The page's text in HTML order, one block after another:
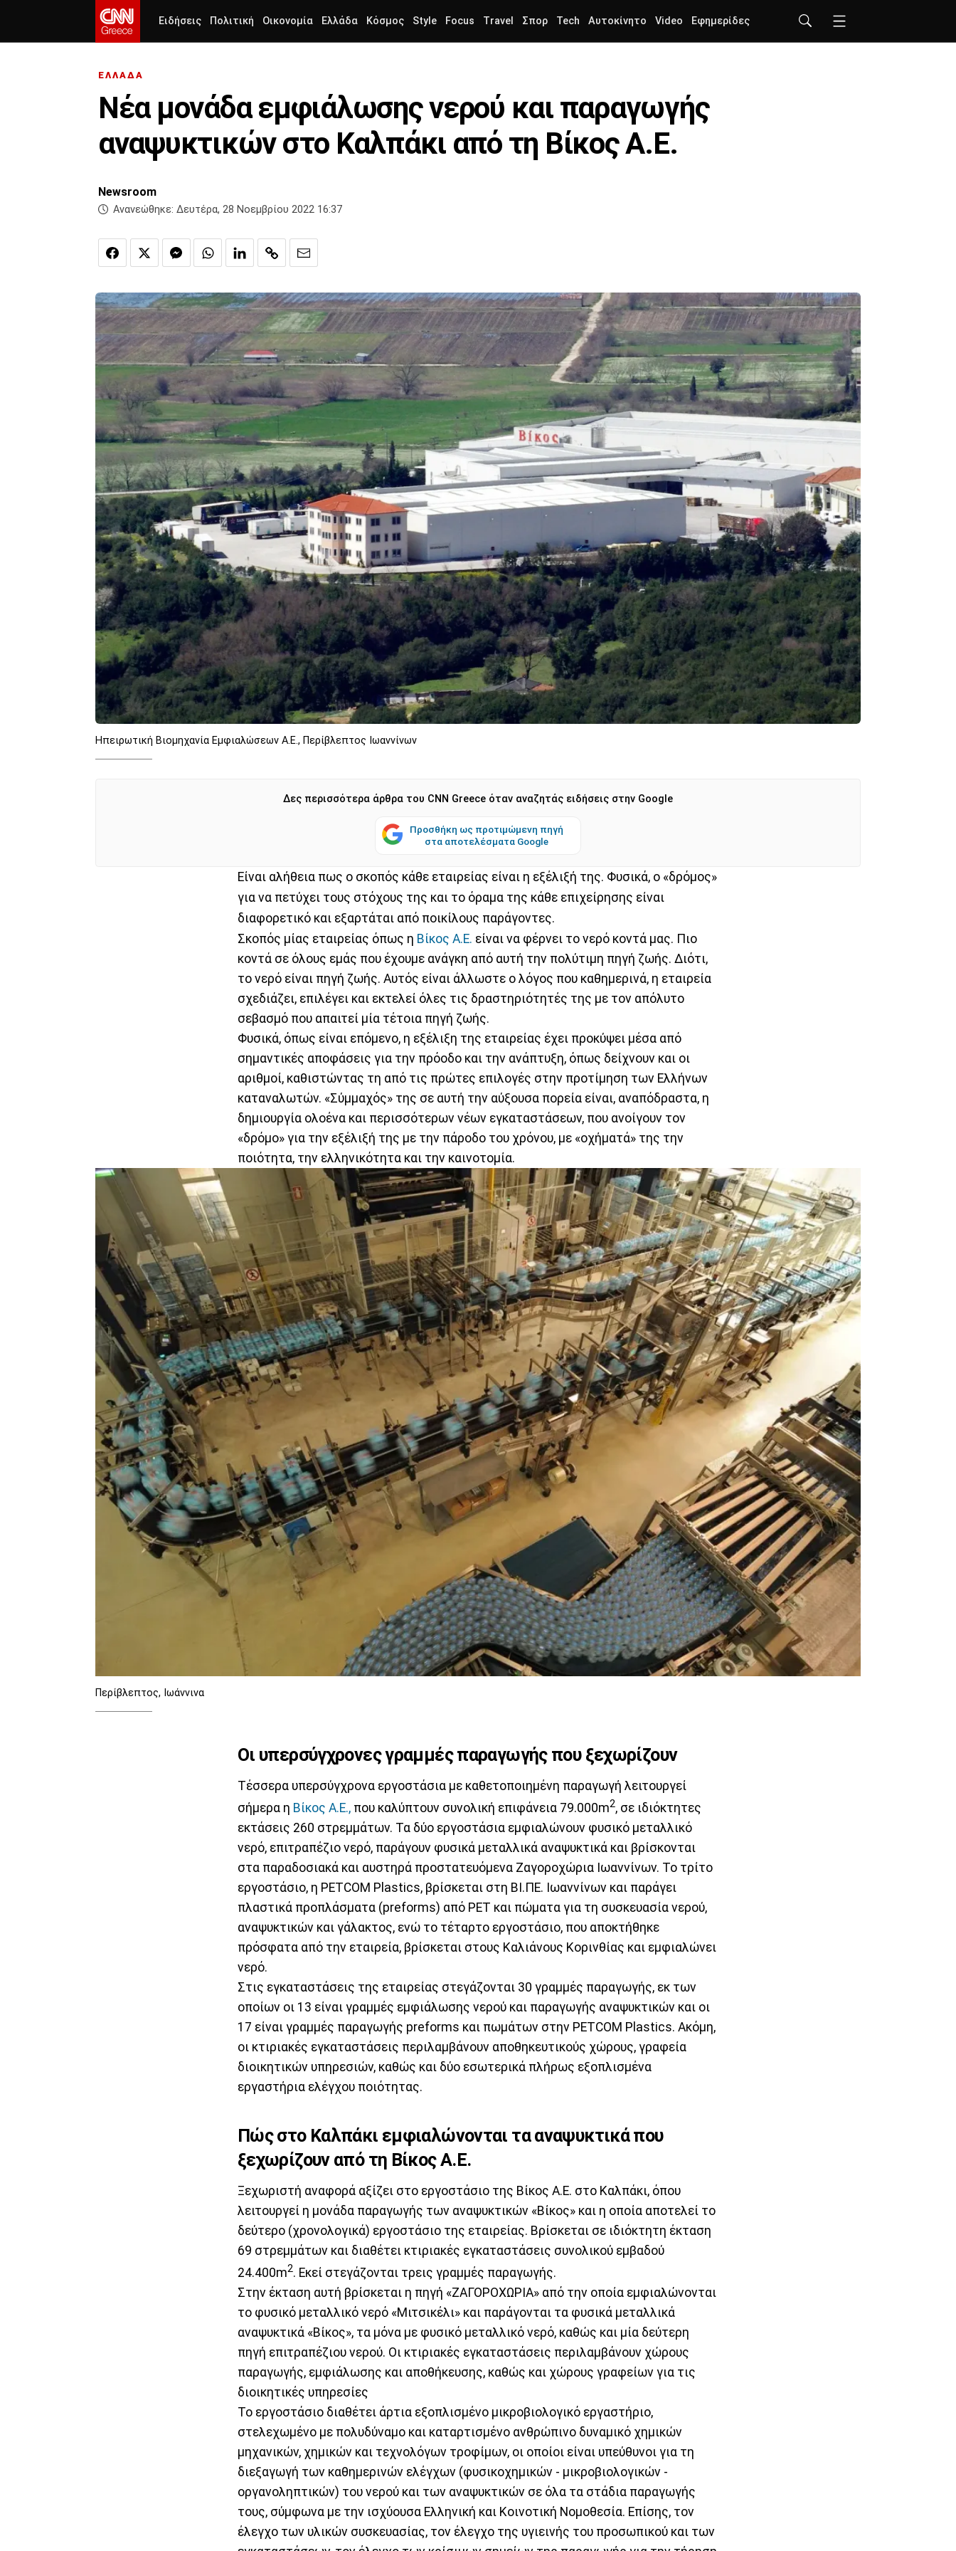
Ειδήσεις Πολιτική Οικονομία Ελλάδα Κόσμος Style Focus Travel Σπορ Tech Αυτοκίνητο Video Εφημερίδες
ΕΛΛΑΔΑ
Νέα μονάδα εμφιάλωσης νερού και παραγωγής
αναψυκτικών στο Καλπάκι από τη Βίκος Α.Ε.
Newsroom
Ανανεώθηκε: Δευτέρα, 28 Νοεμβρίου 2022 16:37
Ηπειρωτική Βιομηχανία Εμφιαλώσεων Α.Ε., Περίβλεπτος Ιωαννίνων
Δες περισσότερα άρθρα του CNN Greece όταν αναζητάς ειδήσεις στην Google
Προσθήκη ως προτιμώμενη πηγή
στα αποτελέσματα Google
Είναι αλήθεια πως ο σκοπός κάθε εταιρείας είναι η εξέλιξή της. Φυσικά, ο «δρόμος»
για να πετύχει τους στόχους της και το όραμα της κάθε επιχείρησης είναι
διαφορετικό και εξαρτάται από ποικίλους παράγοντες.
Σκοπός μίας εταιρείας όπως η Βίκος Α.Ε. είναι να φέρνει το νερό κοντά μας. Πιο
κοντά σε όλους εμάς που έχουμε ανάγκη από αυτή την πολύτιμη πηγή ζωής. Διότι,
το νερό είναι πηγή ζωής. Αυτός είναι άλλωστε ο λόγος που καθημερινά, η εταιρεία
σχεδιάζει, επιλέγει και εκτελεί όλες τις δραστηριότητές της με τον απόλυτο
σεβασμό που απαιτεί μία τέτοια πηγή ζωής.
Φυσικά, όπως είναι επόμενο, η εξέλιξη της εταιρείας έχει προκύψει μέσα από
σημαντικές αποφάσεις για την πρόοδο και την ανάπτυξη, όπως δείχνουν και οι
αριθμοί, καθιστώντας τη από τις πρώτες επιλογές στην προτίμηση των Ελλήνων
καταναλωτών. «Σύμμαχός» της σε αυτή την αύξουσα πορεία είναι, αναπόδραστα, η
δημιουργία ολοένα και περισσότερων νέων εγκαταστάσεων, που ανοίγουν τον
«δρόμο» για την εξέλιξή της με την πάροδο του χρόνου, με «οχήματά» της την
ποιότητα, την ελληνικότητα και την καινοτομία.
Περίβλεπτος, Ιωάννινα
Οι υπερσύγχρονες γραμμές παραγωγής που ξεχωρίζουν
Τέσσερα υπερσύγχρονα εργοστάσια με καθετοποιημένη παραγωγή λειτουργεί
σήμερα η Βίκος Α.Ε., που καλύπτουν συνολική επιφάνεια 79.000m2, σε ιδιόκτητες
εκτάσεις 260 στρεμμάτων. Τα δύο εργοστάσια εμφιαλώνουν φυσικό μεταλλικό
νερό, επιτραπέζιο νερό, παράγουν φυσικά μεταλλικά αναψυκτικά και βρίσκονται
στα παραδοσιακά και αυστηρά προστατευόμενα Ζαγοροχώρια Ιωαννίνων. Το τρίτο
εργοστάσιο, η PETCOM Plastics, βρίσκεται στη ΒΙ.ΠΕ. Ιωαννίνων και παράγει
πλαστικά προπλάσματα (preforms) από PET και πώματα για τη συσκευασία νερού,
αναψυκτικών και γάλακτος, ενώ το τέταρτο εργοστάσιο, που αποκτήθηκε
πρόσφατα από την εταιρεία, βρίσκεται στους Καλιάνους Κορινθίας και εμφιαλώνει
νερό.
Στις εγκαταστάσεις της εταιρείας στεγάζονται 30 γραμμές παραγωγής, εκ των
οποίων οι 13 είναι γραμμές εμφιάλωσης νερού και παραγωγής αναψυκτικών και οι
17 είναι γραμμές παραγωγής preforms και πωμάτων στην PETCOM Plastics. Ακόμη,
οι κτιριακές εγκαταστάσεις περιλαμβάνουν αποθηκευτικούς χώρους, γραφεία
διοικητικών υπηρεσιών, καθώς και δύο εσωτερικά πλήρως εξοπλισμένα
εργαστήρια ελέγχου ποιότητας.
Πώς στο Καλπάκι εμφιαλώνονται τα αναψυκτικά που
ξεχωρίζουν από τη Βίκος Α.Ε.
Ξεχωριστή αναφορά αξίζει στο εργοστάσιο της Βίκος Α.Ε. στο Καλπάκι, όπου
λειτουργεί η μονάδα παραγωγής των αναψυκτικών «Βίκος» και η οποία αποτελεί το
δεύτερο (χρονολογικά) εργοστάσιο της εταιρείας. Βρίσκεται σε ιδιόκτητη έκταση
69 στρεμμάτων και διαθέτει κτιριακές εγκαταστάσεις συνολικού εμβαδού
24.400m2. Εκεί στεγάζονται τρεις γραμμές παραγωγής.
Στην έκταση αυτή βρίσκεται η πηγή «ΖΑΓΟΡΟΧΩΡΙΑ» από την οποία εμφιαλώνονται
το φυσικό μεταλλικό νερό «Μιτσικέλι» και παράγονται τα φυσικά μεταλλικά
αναψυκτικά «Βίκος», τα μόνα με φυσικό μεταλλικό νερό, καθώς και μία δεύτερη
πηγή επιτραπέζιου νερού. Οι κτιριακές εγκαταστάσεις περιλαμβάνουν χώρους
παραγωγής, εμφιάλωσης και αποθήκευσης, καθώς και χώρους γραφείων για τις
διοικητικές υπηρεσίες
Το εργοστάσιο διαθέτει άρτια εξοπλισμένο μικροβιολογικό εργαστήριο,
στελεχωμένο με πολυδύναμο και καταρτισμένο ανθρώπινο δυναμικό χημικών
μηχανικών, χημικών και τεχνολόγων τροφίμων, οι οποίοι είναι υπεύθυνοι για τη
διεξαγωγή των καθημερινών ελέγχων (φυσικοχημικών - μικροβιολογικών -
οργανοληπτικών) του νερού και των αναψυκτικών σε όλα τα στάδια παραγωγής
τους, σύμφωνα με την ισχύουσα Ελληνική και Κοινοτική Νομοθεσία. Επίσης, τον
έλεγχο των υλικών συσκευασίας, τον έλεγχο της υγιεινής του προσωπικού και των